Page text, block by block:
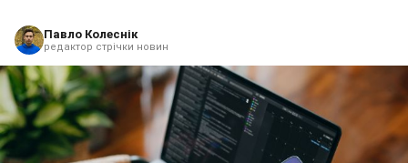
Павло Колеснік
редактор стрічки новин